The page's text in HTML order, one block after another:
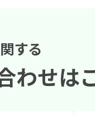
する
わせは